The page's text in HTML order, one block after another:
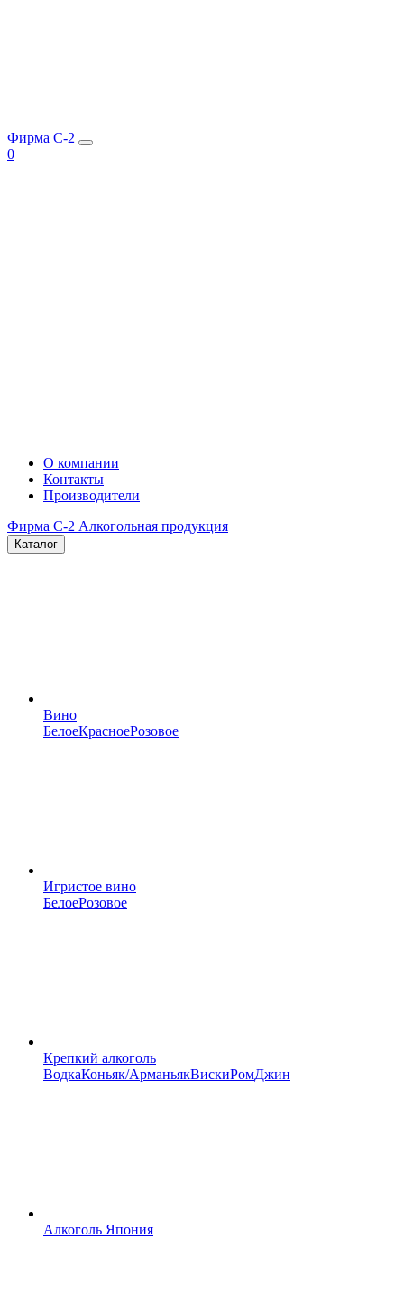
Фирма C-2
0
О компании
Контакты
Производители
Фирма C-2 Алкогольная продукция
Каталог
Вино
БелоеКрасноеРозовое
Игристое вино
БелоеРозовое
Крепкий алкоголь
ВодкаКоньяк/АрманьякВискиРомДжин
Алкоголь Япония